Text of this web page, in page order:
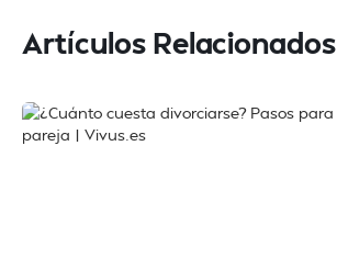
Artículos Relacionados